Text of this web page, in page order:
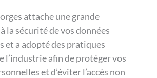
attache une grande
la sécurité de vos données
et a adopté des pratiques
l’industrie afin de protéger vos
et d’éviter l’accès non